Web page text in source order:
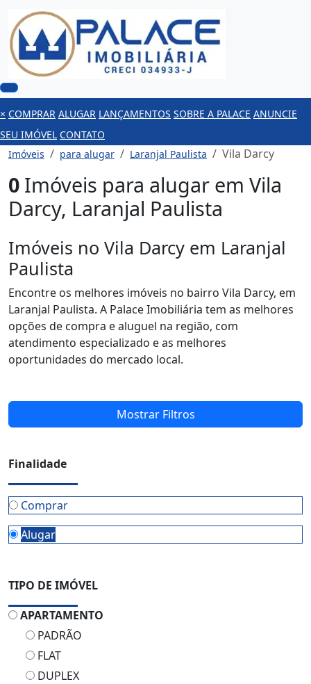
× COMPRAR ALUGAR LANÇAMENTOS SOBRE A PALACE ANUNCIE
SEU IMÓVEL CONTATO
Imóveis
para alugar Laranjal Paulista Vila Darcy
0 Imóveis para alugar em Vila
Darcy, Laranjal Paulista
Imóveis no Vila Darcy em Laranjal
Paulista
Encontre os melhores imóveis no bairro Vila Darcy, em
Laranjal Paulista. A Palace Imobiliária tem as melhores
opções de compra e aluguel na região, com
atendimento especializado e as melhores
oportunidades do mercado local.
Mostrar Filtros
Finalidade
Comprar
Alugar
TIPO DE IMÓVEL
APARTAMENTO
PADRÃO
FLAT
DUPLEX